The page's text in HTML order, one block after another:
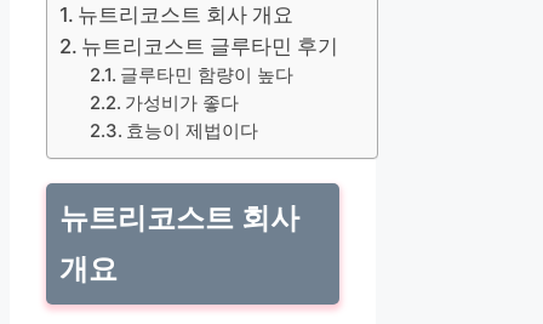
뉴트리코스트 회사 개요
뉴트리코스트 글루타민 후기
글루타민 함량이 높다
가성비가 좋다
효능이 제법이다
뉴트리코스트 회사
개요